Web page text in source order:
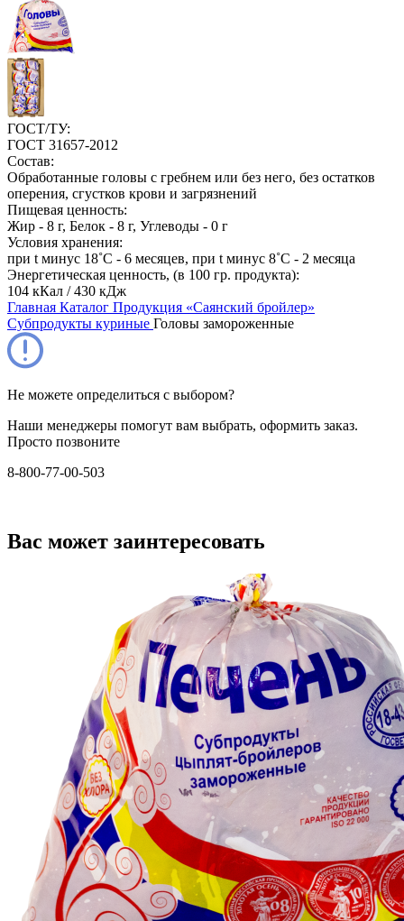
ГОСТ/ТУ:
ГОСТ 31657-2012
Состав:
Обработанные головы с гребнем или без него, без остатков
оперения, сгустков крови и загрязнений
Пищевая ценность:
Жир - 8 г, Белок - 8 г, Углеводы - 0 г
Условия хранения:
при t минус 18˚С - 6 месяцев, при t минус 8˚С - 2 месяца
Энергетическая ценность, (в 100 гр. продукта):
104 кКал / 430 кДж
Главная Каталог Продукция «Саянский бройлер»
Субпродукты куриные Головы замороженные
Не можете определиться с выбором?
Наши менеджеры помогут вам выбрать, оформить заказ.
Просто позвоните
8-800-77-00-503
Вас может заинтересовать